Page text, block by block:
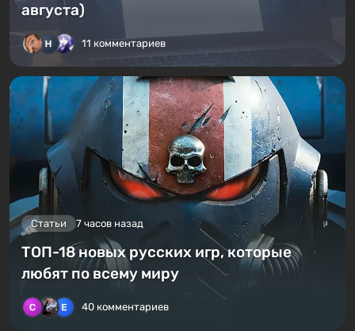
августа)
11 комментариев
Статьи 7 часов назад
ТОП-18 новых русских игр, которые
любят по всему миру
40 комментариев